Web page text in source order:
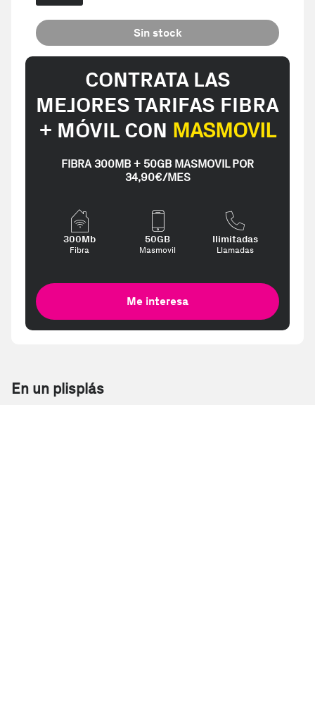
Sin stock
CONTRATA LAS
MEJORES TARIFAS FIBRA
+ MÓVIL CON MASMOVIL
FIBRA 300MB + 50GB MASMOVIL POR
34,90€/MES
300Mb
Fibra
50GB
Masmovil
Ilimitadas
Llamadas
Me interesa
En un plisplás